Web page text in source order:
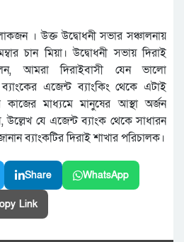
। উক্ত উদ্বোধনী সভার সঞ্চালনায়
চান মিয়া। উদ্বোধনী সভায় দিরাই
আমরা দিরাইবাসী যেন ভালো
এজেন্ট ব্যাংকিং থেকে এটাই
মাধ্যমে মানুষের আস্থা অর্জন
যে এজেন্ট ব্যাংক থেকে সাধারন
ব্যাংকটির দিরাই শাখার পরিচালক।
Share WhatsApp
Link